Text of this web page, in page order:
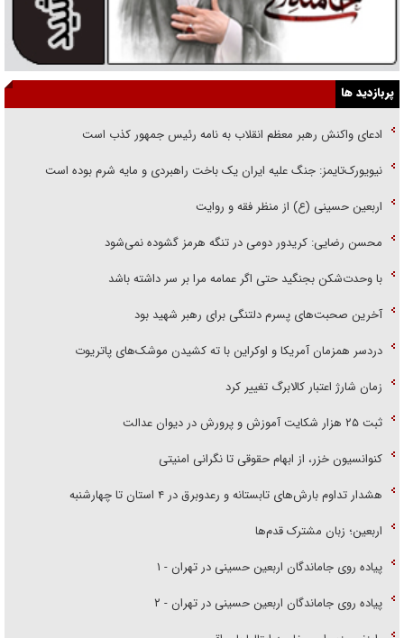
پربازدید ها
ادعای واکنش رهبر معظم انقلاب به نامه رئیس جمهور کذب است
نیویورک‌تایمز: جنگ علیه ایران یک باخت راهبردی و مایه شرم بوده است
اربعین حسینی (ع) از منظر فقه و روایت
محسن رضایی: کریدور دومی در تنگه هرمز گشوده نمی‌شود
با وحدت‌شکن بجنگید حتی اگر عمامه مرا بر سر داشته باشد
آخرین صحبت‌های پسرم دلتنگی برای رهبر شهید بود
دردسر همزمان آمریکا و اوکراین با ته کشیدن موشک‌های پاتریوت
زمان شارژ اعتبار کالابرگ تغییر کرد
ثبت ۲۵ هزار شکایت آموزش و پرورش در دیوان عدالت
کنوانسیون خزر، از ابهام حقوقی تا نگرانی امنیتی
هشدار تداوم بارش‌های تابستانه و رعدوبرق در ۴ استان تا چهارشنبه
اربعین؛ زبان مشترک قدم‌ها
پیاده روی جاماندگان اربعین حسینی در تهران - ۱
پیاده روی جاماندگان اربعین حسینی در تهران - ۲